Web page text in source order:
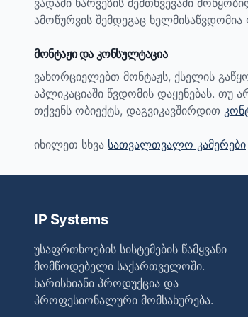
ვადაში ხარვეზის შემთხვევაში
ამოწურვის შემდეგაც
მონტაჟი და კონსულტაცია
ვახორციელებთ მონტაჟს, ქსელის
აპლიკაციაში წვდომის დაყენებას. თუ
თქვენს ობიექტს, დაგვიკავშირდით
იხილეთ სხვა სათვალთვალო კამერები
IP Systems
უსაფრთხოების სისტემების წამყვანი
მომწოდებელი საქართველოში.
ხარისხიანი პროდუქცია და
პროფესიონალური მომსახურება.